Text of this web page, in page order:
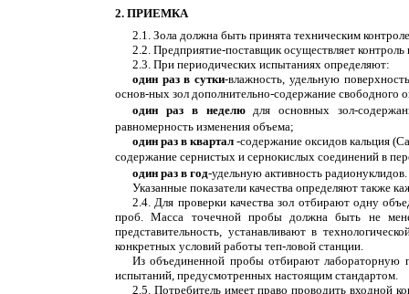
2. ПРИЕМКА
2.1. Зола должна быть принята техническим
2.2. Предприятие-поставщик осуществляет
2.3. При периодических испытаниях определяют:
один раз в сутки-влажность, удельную
основ-ных зол дополнительно-содержание свободного
один раз в неделюдля основных зол-
равномерность изменения объема;
один раз в квартал -содержание оксидов кальция
содержание сернистых и сернокислых соединений в
один раз в год-удельную активность радионуклидов.
Указанные показатели качества определяют также
2.4. Для проверки качества зол отбирают одну
проб. Масса точечной пробы должна быть не
представительность, устанавливают в
конкретных условий работы теп-ловой станции.
Из объединенной пробы отбирают лабораторную
испытаний, предусмотренных настоящим стандартом.
2.5. Потребитель имеет право проводить входной